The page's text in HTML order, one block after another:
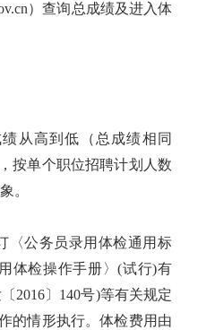
）查询总成绩及进入体
从高到低（总成绩相同
按单个职位招聘计划人数
。
〈公务员录用体检通用标
体检操作手册〉(试行)有
2016〕140号)等有关规定
的情形执行。体检费用由